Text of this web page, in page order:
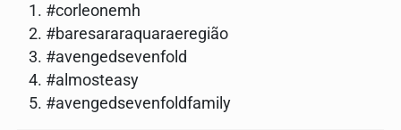
#corleonemh
#baresararaquaraeregião
#avengedsevenfold
#almosteasy
#avengedsevenfoldfamily